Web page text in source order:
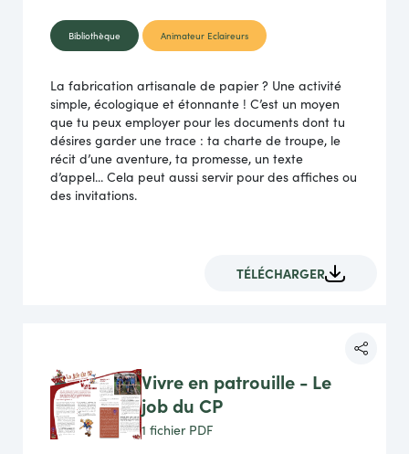
Bibliothèque Animateur Eclaireurs
La fabrication artisanale de papier ? Une activité
simple, écologique et étonnante ! C’est un moyen
que tu peux employer pour les documents dont tu
désires garder une trace : ta charte de troupe, le
récit d’une aventure, ta promesse, un texte
d’appel... Cela peut aussi servir pour des affiches ou
des invitations.
TÉLÉCHARGER
Vivre en patrouille - Le
job du CP
1 fichier PDF